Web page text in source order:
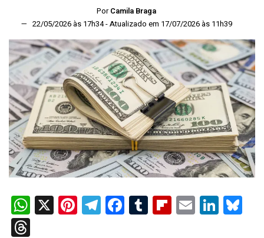
Por Camila Braga
22/05/2026 às 17h34 - Atualizado em 17/07/2026 às 11h39
W
h
X Pi
nt
T
el
F
a
T
u
Fli
p
E
m
Li
n